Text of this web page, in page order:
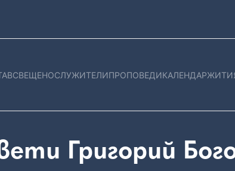
СВЕЩЕНОСЛУЖИТЕЛИПРОПОВЕДИКАЛЕНДАР
Григорий